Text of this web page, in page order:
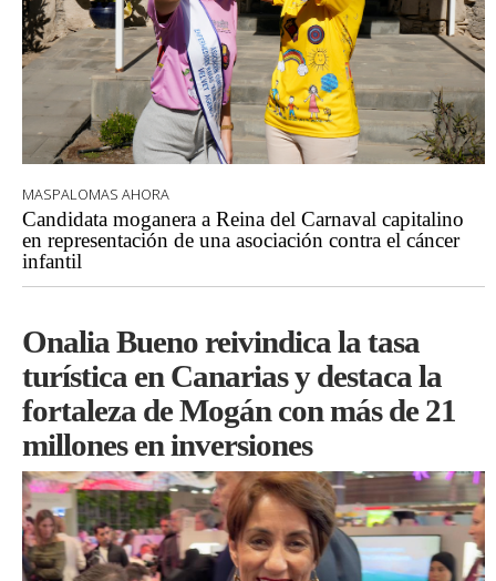
MASPALOMAS AHORA
Candidata moganera a Reina del Carnaval capitalino
en representación de una asociación contra el cáncer
infantil
Onalia Bueno reivindica la tasa
turística en Canarias y destaca la
fortaleza de Mogán con más de 21
millones en inversiones